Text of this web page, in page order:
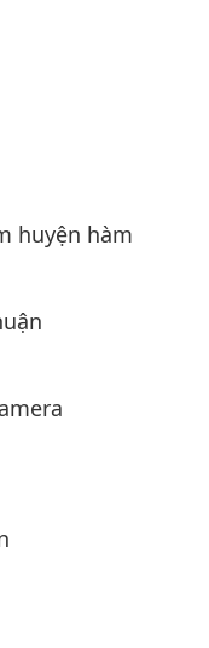
huyện hàm